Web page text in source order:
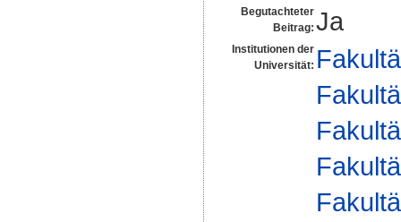
Begutachteter
Beitrag: Ja
Institutionen der
Universität: